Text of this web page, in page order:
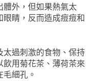
外，但如果熱氣太
睛，反而造成痘痘和
過刺激的食物、保持
用菊花茶、薄荷茶來
細孔。